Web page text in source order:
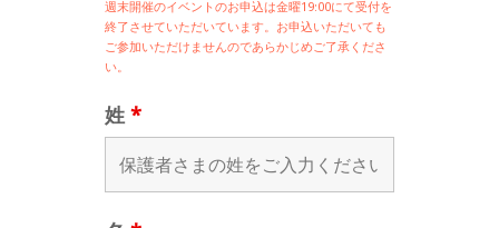
週末開催のイベントのお申込は金曜19:00にて受付を
終了させていただいています。お申込いただいても
ご参加いただけませんのであらかじめご了承くださ
い。
姓 *